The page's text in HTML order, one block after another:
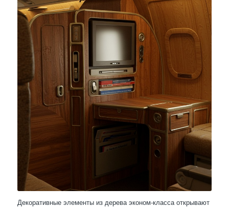
Декоративные элементы из дерева эконом-класса открывают